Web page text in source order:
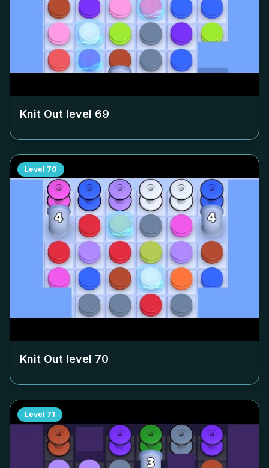
Knit Out level 69
Level 70
Knit Out level 70
Level 71